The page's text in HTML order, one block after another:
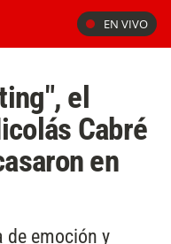
EN VIVO
el
Cabré
en
de emoción y